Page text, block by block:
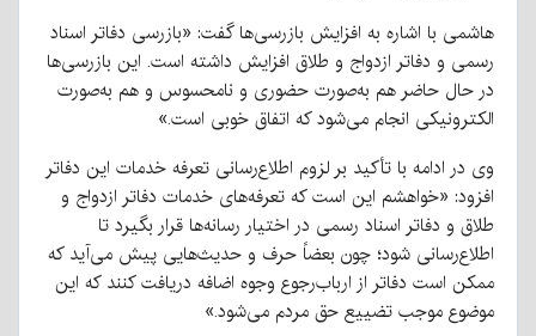
هاشمی با اشاره به افزایش بازرسی‌ها گفت: «بازرسی دفاتر اسناد
رسمی و دفاتر ازدواج و طلاق افزایش داشته است. این بازرسی‌ها
در حال حاضر هم به‌صورت حضوری و نامحسوس و هم به‌صورت
الکترونیکی انجام می‌شود که اتفاق خوبی است.»
وی در ادامه با تأکید بر لزوم اطلاع‌رسانی تعرفه خدمات این دفاتر
افزود: «خواهشم این است که تعرفه‌های خدمات دفاتر ازدواج و
طلاق و دفاتر اسناد رسمی در اختیار رسانه‌ها قرار بگیرد تا
اطلاع‌رسانی شود؛ چون بعضاً حرف و حدیث‌هایی پیش می‌آید که
ممکن است دفاتر از ارباب‌رجوع وجوه اضافه دریافت کنند که این
موضوع موجب تضییع حق مردم می‌شود.»